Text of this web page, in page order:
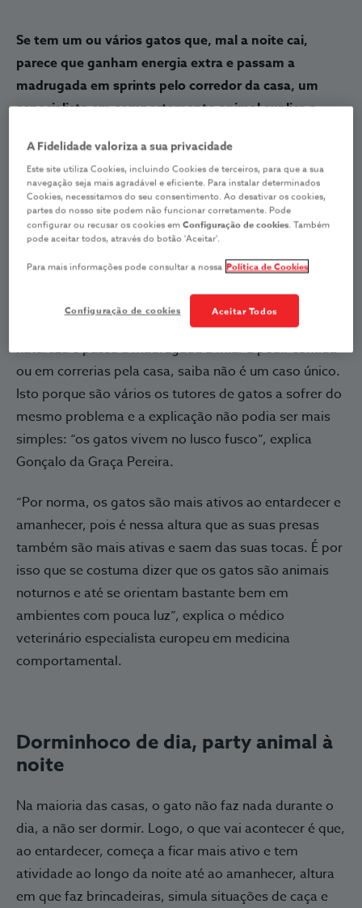
Se tem um ou vários gatos que, mal a noite cai,
parece que ganham energia extra e passam a
madrugada em sprints pelo corredor da casa, um
especialista em comportamento animal explica a
passar a noites mais tranquilas (sem ter de se livrar
do seu gato).
ComGonçalo da Graça Pereira
Médico veterinário especialista europeu em medicina
comportamental
Se não sabe o que é uma boa noite de descanso
graças ao seu adorado gato, que é noctívago por
natureza e passa a madrugada a miar a pedir comida
ou em correrias pela casa, saiba não é um caso único.
Isto porque são vários os tutores de gatos a sofrer do
mesmo problema e a explicação não podia ser mais
simples: “os gatos vivem no lusco fusco”, explica
Gonçalo da Graça Pereira.
“Por norma, os gatos são mais ativos ao entardecer e
amanhecer, pois é nessa altura que as suas presas
também são mais ativas e saem das suas tocas. É por
isso que se costuma dizer que os gatos são animais
noturnos e até se orientam bastante bem em
ambientes com pouca luz”, explica o médico
veterinário especialista europeu em medicina
comportamental.
Dorminhoco de dia, party animal à
noite
Na maioria das casas, o gato não faz nada durante o
dia, a não ser dormir. Logo, o que vai acontecer é que,
ao entardecer, começa a ficar mais ativo e tem
atividade ao longo da noite até ao amanhecer, altura
em que faz brincadeiras, simula situações de caça e
A Fidelidade valoriza a sua privacidade
Este site utiliza Cookies, incluindo Cookies de terceiros, para que a sua
navegação seja mais agradável e eficiente. Para instalar determinados
Cookies, necessitamos do seu consentimento. Ao desativar os cookies,
partes do nosso site podem não funcionar corretamente. Pode
configurar ou recusar os cookies emConfiguração de cookies. Também
pode aceitar todos, através do botão 'Aceitar'.
Para mais informações pode consultar a nossa Política de Cookies
Aceitar Todos
Configuração de cookies